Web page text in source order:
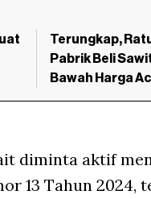
Terungkap,
Pabrik Beli
Bawah Harga
diminta aktif
13 Tahun 2024,